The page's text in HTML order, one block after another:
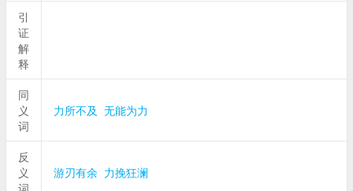
引
证
解
释
同
义
词
力所不及 无能为力
反
义
游刃有余 力挽狂澜